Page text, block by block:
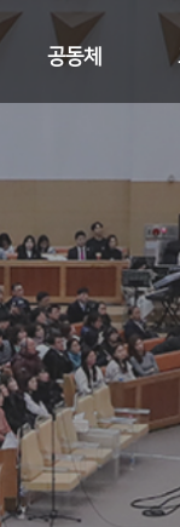
공동체